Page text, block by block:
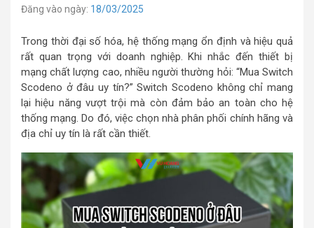
Đăng vào ngày: 18/03/2025
Trong thời đại số hóa, hệ thống mạng ổn định và hiệu quả
rất quan trọng với doanh nghiệp. Khi nhắc đến thiết bị
mạng chất lượng cao, nhiều người thường hỏi: “Mua Switch
Scodeno ở đâu uy tín?” Switch Scodeno không chỉ mang
lại hiệu năng vượt trội mà còn đảm bảo an toàn cho hệ
thống mạng. Do đó, việc chọn nhà phân phối chính hãng và
địa chỉ uy tín là rất cần thiết.